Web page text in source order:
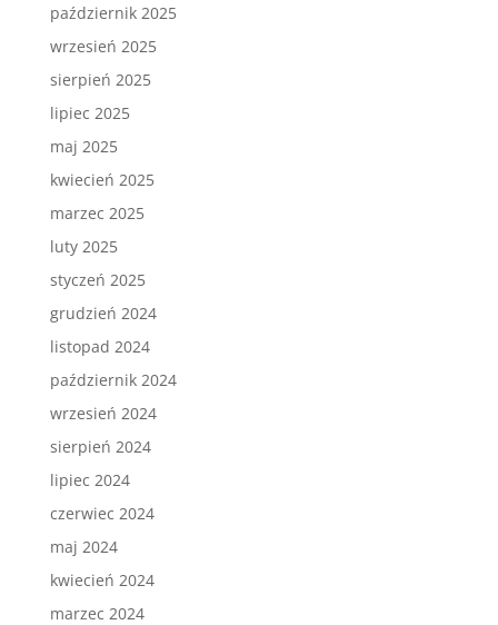
październik 2025
wrzesień 2025
sierpień 2025
lipiec 2025
maj 2025
kwiecień 2025
marzec 2025
luty 2025
styczeń 2025
grudzień 2024
listopad 2024
październik 2024
wrzesień 2024
sierpień 2024
lipiec 2024
czerwiec 2024
maj 2024
kwiecień 2024
marzec 2024